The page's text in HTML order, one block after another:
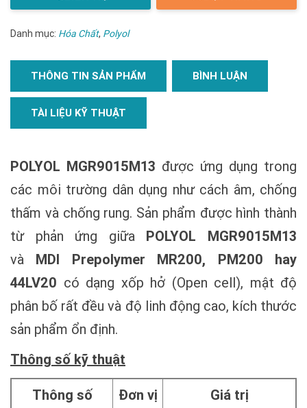
Danh mục: Hóa Chất, Polyol
THÔNG TIN SẢN PHẨM BÌNH LUẬN
TÀI LIỆU KỸ THUẬT
POLYOL MGR9015M13 được ứng dụng trong
các môi trường dân dụng như cách âm, chống
thấm và chống rung. Sản phẩm được hình thành
từ phản ứng giữa POLYOL MGR9015M13
và MDI Prepolymer MR200, PM200 hay
44LV20 có dạng xốp hở (Open cell), mật độ
phân bố rất đều và độ linh động cao, kích thước
sản phẩm ổn định.
Thông số kỹ thuật
Thông số Đơn vị
Giá trị